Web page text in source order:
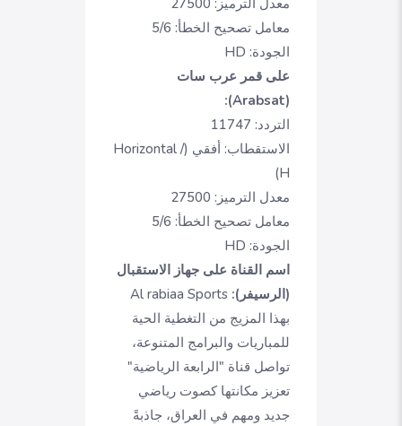
معدل الترميز: 27500
معامل تصحيح الخطأ: 5/6
الجودة: HD
على قمر عرب سات
(Arabsat):
التردد: 11747
الاستقطاب: أفقي (Horizontal /
H)
معدل الترميز: 27500
معامل تصحيح الخطأ: 5/6
الجودة: HD
اسم القناة على جهاز الاستقبال
(الرسيفر):
بهذا المزيج من التغطية الحية
للمباريات والبرامج المتنوعة،
تواصل قناة "الرابعة الرياضية"
تعزيز مكانتها كصوت رياضي
جديد ومهم في العراق، جاذبةً